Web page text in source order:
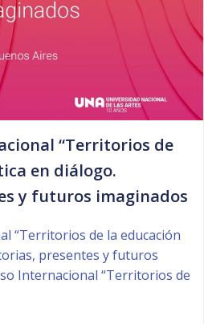
“Territorios de
en diálogo.
y futuros imaginados
“Territorios de la educación
presentes y futuros
Internacional “Territorios de